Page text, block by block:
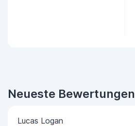
Neueste Bewertungen
Lucas Logan